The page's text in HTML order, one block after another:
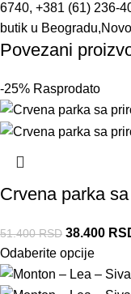
6740, +381 (61) 236-
butik u
Povezani
-25% Rasprodato
Crvena parka
51.400RSD 38.400
Odaberite opcije